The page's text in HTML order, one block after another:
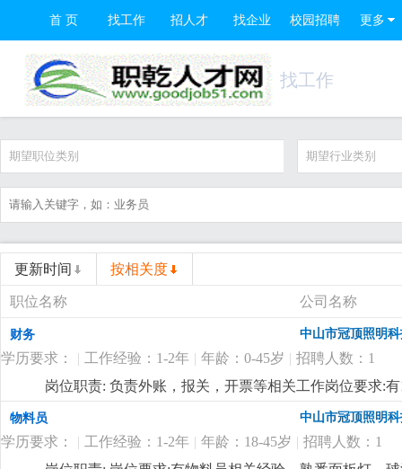
首 页 找工作 招人才 找企业 校园招聘 更多
找工作
期望职位类别 期望行业类别
更新时间 按相关度
职位名称 公司名称
财务 中山市冠顶照明
学历要求： | 工作经验：1-2年 | 年龄：0-45岁 | 招聘人数：1
岗位职责: 负责外账，报关，开票等相关工作岗位要求:
物料员 中山市冠顶照明
学历要求： | 工作经验：1-2年 | 年龄：18-45岁 | 招聘人数：1